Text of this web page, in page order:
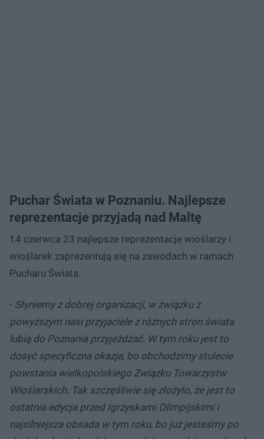
Puchar Świata w Poznaniu. Najlepsze
reprezentacje przyjadą nad Maltę
14 czerwca 23 najlepsze reprezentacje wioślarzy i
wioślarek zaprezentują się na zawodach w ramach
Pucharu Świata.
- Słyniemy z dobrej organizacji, w związku z
powyższym nasi przyjaciele z różnych stron świata
lubią do Poznania przyjeżdżać. W tym roku jest to
dosyć specyficzna okazja, bo obchodzimy stulecie
powstania wielkopolskiego Związku Towarzystw
Wioślarskich. Tak szczęśliwie się złożyło, że jest to
ostatnia edycja przed Igrzyskami Olimpijskimi i
najsilniejsza obsada w tym roku, bo już jesteśmy po